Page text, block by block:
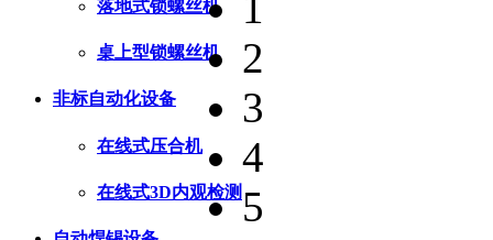
落地式锁螺丝机
桌上型锁螺丝机
非标自动化设备
在线式压合机
在线式3D内观检测
2
3
4
5